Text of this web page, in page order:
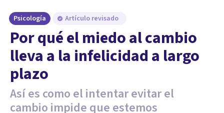
Psicología Artículo revisado
Por qué el miedo al cambio
lleva a la infelicidad a largo
plazo
Así es como el intentar evitar el
cambio impide que estemos